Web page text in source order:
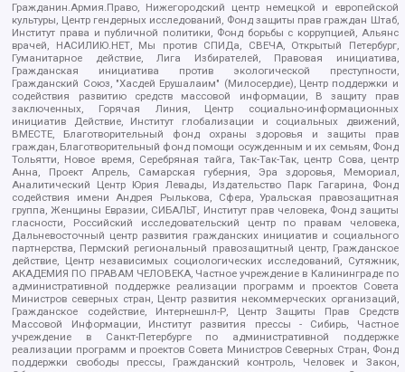
Гражданин.Армия.Право, Нижегородский центр немецкой и европейской
культуры, Центр гендерных исследований, Фонд защиты прав граждан Штаб,
Институт права и публичной политики, Фонд борьбы с коррупцией, Альянс
врачей, НАСИЛИЮ.НЕТ, Мы против СПИДа, СВЕЧА, Открытый Петербург,
Гуманитарное действие, Лига Избирателей, Правовая инициатива,
Гражданская инициатива против экологической преступности,
Гражданский Союз, "Хасдей Ерушалаим" (Милосердие), Центр поддержки и
содействия развитию средств массовой информации, В защиту прав
заключенных, Горячая Линия, Центр социально-информационных
инициатив Действие, Институт глобализации и социальных движений,
ВМЕСТЕ, Благотворительный фонд охраны здоровья и защиты прав
граждан, Благотворительный фонд помощи осужденным и их семьям, Фонд
Тольятти, Новое время, Серебряная тайга, Так-Так-Так, центр Сова, центр
Анна, Проект Апрель, Самарская губерния, Эра здоровья, Мемориал,
Аналитический Центр Юрия Левады, Издательство Парк Гагарина, Фонд
содействия имени Андрея Рылькова, Сфера, Уральская правозащитная
группа, Женщины Евразии, СИБАЛЬТ, Институт прав человека, Фонд защиты
гласности, Российский исследовательский центр по правам человека,
Дальневосточный центр развития гражданских инициатив и социального
партнерства, Пермский региональный правозащитный центр, Гражданское
действие, Центр независимых социологических исследований, Сутяжник,
АКАДЕМИЯ ПО ПРАВАМ ЧЕЛОВЕКА, Частное учреждение в Калининграде по
административной поддержке реализации программ и проектов Совета
Министров северных стран, Центр развития некоммерческих организаций,
Гражданское содействие, Интернешнл-Р, Центр Защиты Прав Средств
Массовой Информации, Институт развития прессы - Сибирь, Частное
учреждение в Санкт-Петербурге по административной поддержке
реализации программ и проектов Совета Министров Северных Стран, Фонд
поддержки свободы прессы, Гражданский контроль, Человек и Закон,